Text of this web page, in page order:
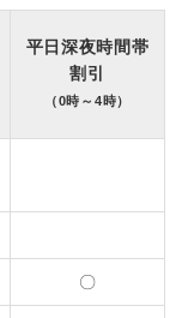
平日深夜時間帯
割引
（0時～4時）
〇